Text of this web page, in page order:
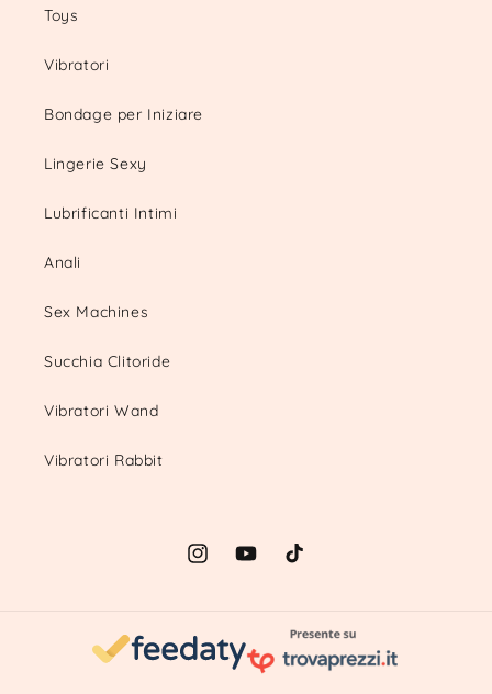
Toys
Vibratori
Bondage per Iniziare
Lingerie Sexy
Lubrificanti Intimi
Anali
Sex Machines
Succhia Clitoride
Vibratori Wand
Vibratori Rabbit
InstagramYouTubeTikTok